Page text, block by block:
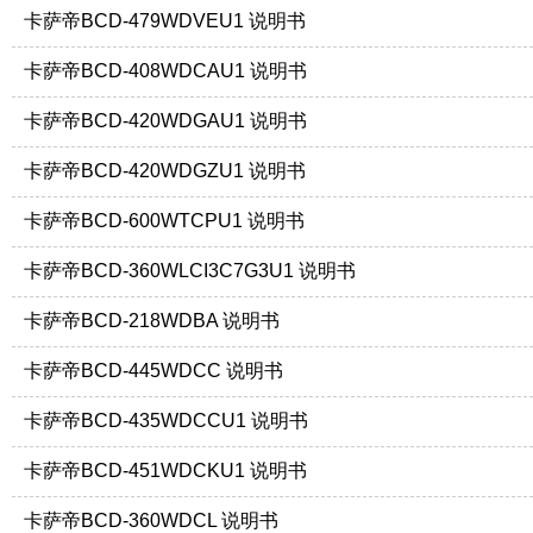
卡萨帝BCD-479WDVEU1 说明书
卡萨帝BCD-408WDCAU1 说明书
卡萨帝BCD-420WDGAU1 说明书
卡萨帝BCD-420WDGZU1 说明书
卡萨帝BCD-600WTCPU1 说明书
卡萨帝BCD-360WLCI3C7G3U1 说明书
卡萨帝BCD-218WDBA 说明书
卡萨帝BCD-445WDCC 说明书
卡萨帝BCD-435WDCCU1 说明书
卡萨帝BCD-451WDCKU1 说明书
卡萨帝BCD-360WDCL 说明书